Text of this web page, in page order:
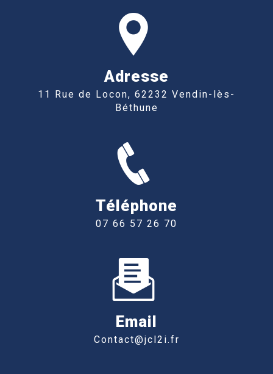
Adresse
11 Rue de Locon, 62232 Vendin-lès-
Béthune
Téléphone
07 66 57 26 70
Email
contact@jcl2i.fr